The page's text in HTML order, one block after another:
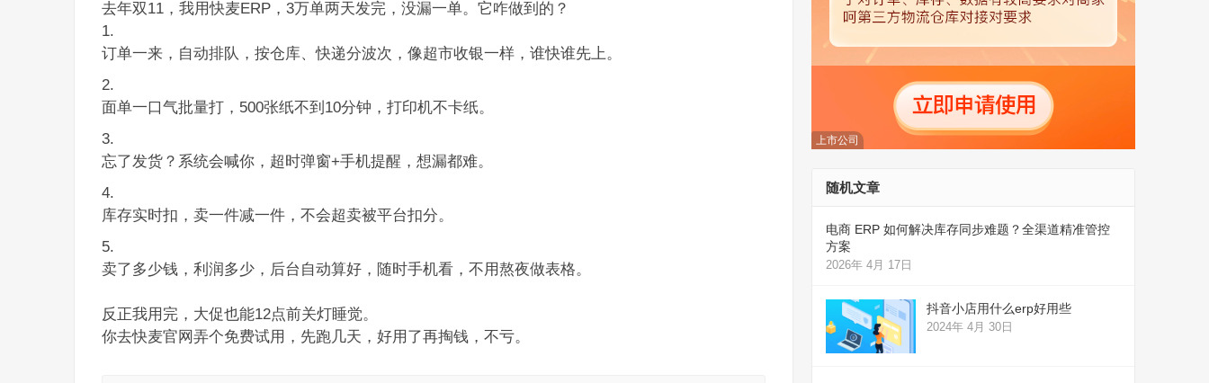
去年双11，我用快麦ERP，3万单两天发完，没漏一单。它咋做到的？
订单一来，自动排队，按仓库、快递分波次，像超市收银一样，谁快谁先上。
面单一口气批量打，500张纸不到10分钟，打印机不卡纸。
忘了发货？系统会喊你，超时弹窗+手机提醒，想漏都难。
库存实时扣，卖一件减一件，不会超卖被平台扣分。
卖了多少钱，利润多少，后台自动算好，随时手机看，不用熬夜做表格。
反正我用完，大促也能12点前关灯睡觉。
你去快麦官网弄个免费试用，先跑几天，好用了再掏钱，不亏。
上市公司
随机文章
电商 ERP 如何解决库存同步难题？全渠道精准管控
方案
2026年 4月 17日
抖音小店用什么erp好用些
2024年 4月 30日